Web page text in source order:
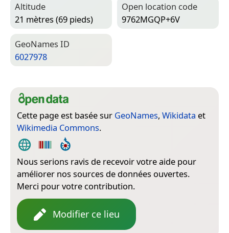
Altitude
21 mètres (69 pieds)
Open location code
9762MGQP+6V
Geo­Names ID
6027978
Cette page est basée sur GeoNames, Wikidata et
Wikimedia Commons.
Nous serions ravis de recevoir votre aide pour
améliorer nos sources de données ouvertes.
Merci pour votre contribution.
Modifier ce lieu